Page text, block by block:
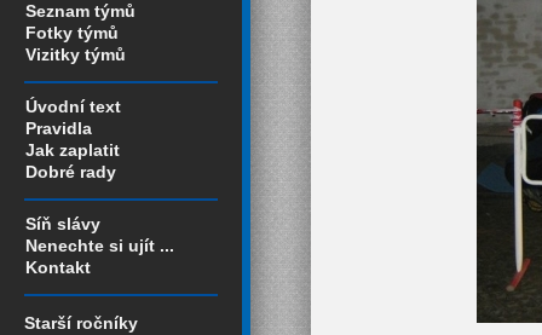
Seznam týmů
Fotky týmů
Vizitky týmů
Úvodní text
Pravidla
Jak zaplatit
Dobré rady
Síň slávy
Nenechte si ujít ...
Kontakt
Starší ročníky